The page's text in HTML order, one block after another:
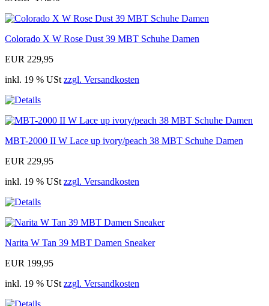
Colorado X W Rose Dust 39 MBT Schuhe Damen
EUR 229,95
inkl. 19 % USt zzgl. Versandkosten
MBT-2000 II W Lace up ivory/peach 38 MBT Schuhe Damen
EUR 229,95
inkl. 19 % USt zzgl. Versandkosten
Narita W Tan 39 MBT Damen Sneaker
EUR 199,95
inkl. 19 % USt zzgl. Versandkosten